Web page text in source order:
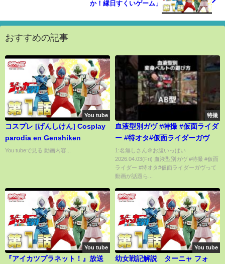
か！縁日すくいゲーム」
おすすめの記事
You tube
コスプレ [げんしけん] Cosplay
parodia en Genshiken
You tubeで見る 動画内容...
特撮
血液型別ガヴ #特撮 #仮面ライダ
ー #特オタ#仮面ライダーガヴ
1:名無しさん＠お腹いっぱい
2026.04.03(Fri) 血液型別ガヴ #特撮 #仮面
ライダー #特オタ#仮面ライダーガヴって
動画が話題ら...
You tube
『アイカツプラネット！』放送
You tube
幼女戦記解説 ターニャ フォ